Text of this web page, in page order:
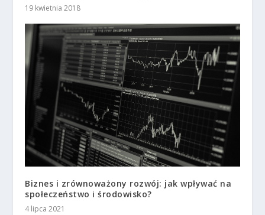
19 kwietnia 2018
Biznes i zrównoważony rozwój: jak wpływać na
społeczeństwo i środowisko?
4 lipca 2021